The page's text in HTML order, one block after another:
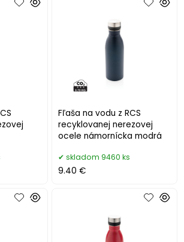
Fľaša na vodu z RCS
recyklovanej nerezovej
ocele námornícka modrá
skladom 9460 ks
9.40 €